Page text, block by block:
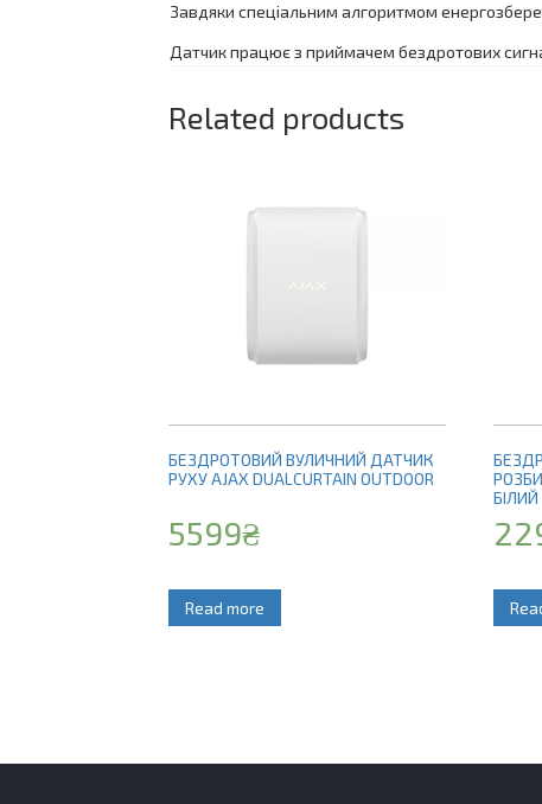
Завдяки спеціальним алгоритмом
Датчик працює з приймачем бездротових
Related products
БЕЗДРОТОВИЙ ВУЛИЧНИЙ ДАТЧИК
РУХУ AJAX DUALCURTAIN OUTDOOR
5599₴
Read more
БІЛИЙ